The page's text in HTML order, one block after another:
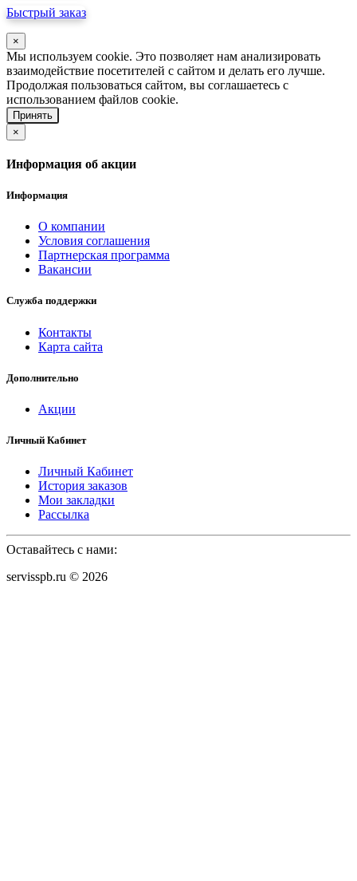
Быстрый заказ
×
Мы используем cookie. Это позволяет нам анализировать
взаимодействие посетителей с сайтом и делать его лучше.
Продолжая пользоваться сайтом, вы соглашаетесь с
использованием файлов cookie.
Принять
×
Информация об акции
Информация
О компании
Условия соглашения
Партнерская программа
Вакансии
Служба поддержки
Контакты
Карта сайта
Дополнительно
Акции
Личный Кабинет
Личный Кабинет
История заказов
Мои закладки
Рассылка
Оставайтесь с нами:
servisspb.ru © 2026